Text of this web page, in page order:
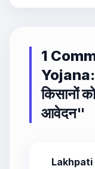
1
Yojana:
किसानों
आवेदन"
Lakhpati